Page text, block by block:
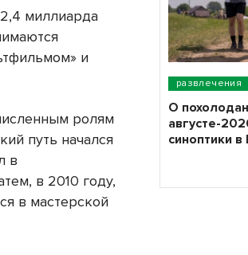
миллиарда
и
ролям
путь начался
в
в 2010 году,
в мастерской
развлечения
О
августе-
синоптики